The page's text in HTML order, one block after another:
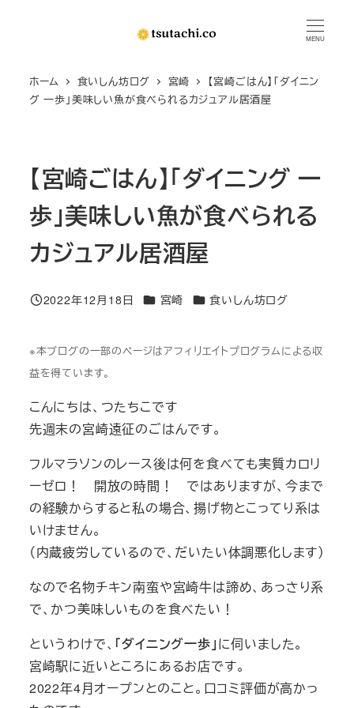
MENU
ホーム 食いしん坊ログ 宮崎
【宮崎ごはん】「ダイニン
グ 一歩」美味しい魚が食べられるカジュアル居酒屋
【宮崎ごはん】「ダイニング 一
歩」美味しい魚が食べられる
カジュアル居酒屋
投稿日
2022年12月18日 カテゴリー
宮崎 カテゴリー
食いしん坊ログ
※本ブログの一部のページはアフィリエイトプログラムによる収
益を得ています。
こんにちは、つたちこです
先週末の宮崎遠征のごはんです。
フルマラソンのレース後は何を食べても実質カロリ
ーゼロ！ 開放の時間！ ではありますが、今まで
の経験からすると私の場合、揚げ物とこってり系は
いけません。
（内蔵疲労しているので、だいたい体調悪化します）
なので名物チキン南蛮や宮崎牛は諦め、あっさり系
で、かつ美味しいものを食べたい！
というわけで、 「ダイニング一歩」に伺いました。
宮崎駅に近いところにあるお店です。
2022年4月オープンとのこと。口コミ評価が高かっ